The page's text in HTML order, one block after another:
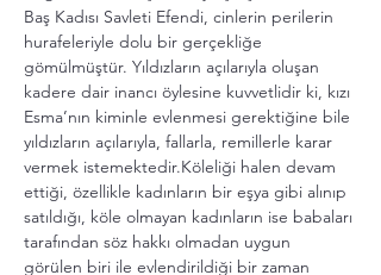
Baş Kadısı Savleti Efendi, cinlerin perilerin
hurafeleriyle dolu bir gerçekliğe
gömülmüştür. Yıldızların açılarıyla oluşan
kadere dair inancı öylesine kuvvetlidir ki, kızı
Esma’nın kiminle evlenmesi gerektiğine bile
yıldızların açılarıyla, fallarla, remillerle karar
vermek istemektedir.Köleliği halen devam
ettiği, özellikle kadınların bir eşya gibi alınıp
satıldığı, köle olmayan kadınların ise babaları
tarafından söz hakkı olmadan uygun
görülen biri ile evlendirildiği bir zaman